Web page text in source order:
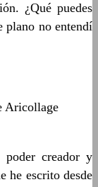
¿Qué puedes
plano no entendí
Aricollage
creador y
he escrito desde